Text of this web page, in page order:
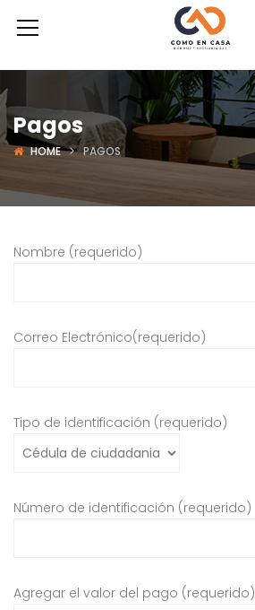
Pagos
HOME PAGOS
Nombre (requerido)
Correo Electrónico(requerido)
Tipo de identificación (requerido)
Número de identificación (requerido)
Agregar el valor del pago (requerido)